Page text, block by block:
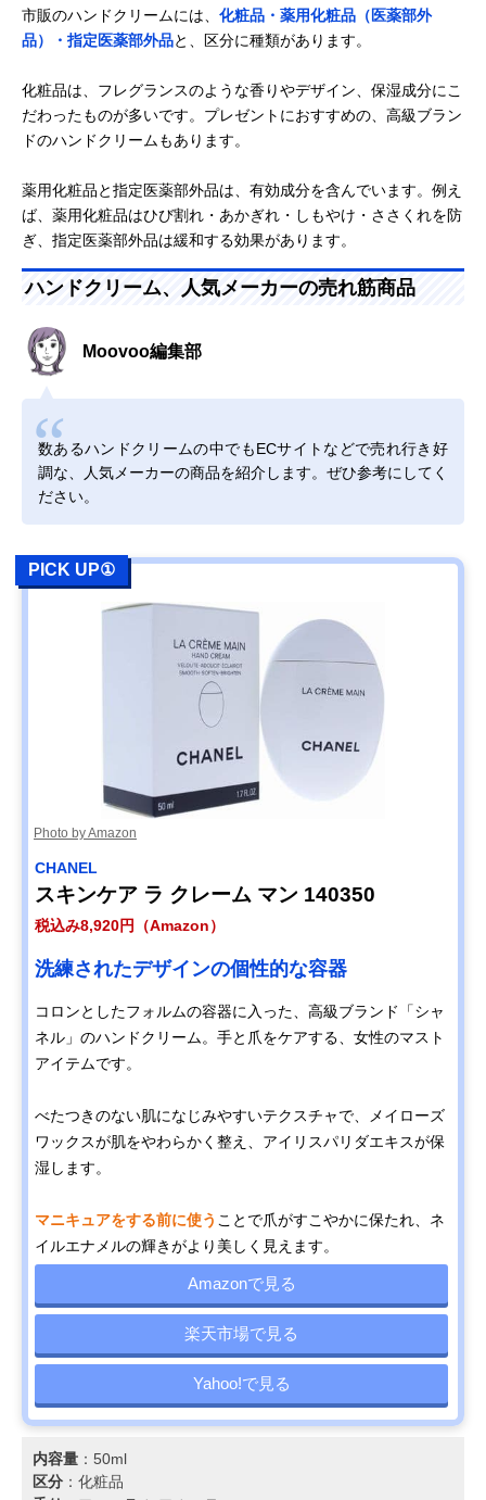
市販のハンドクリームには、 化粧品・薬用化粧品（医薬部外
品）・指定医薬部外品と、区分に種類があります。
化粧品は、フレグランスのような香りやデザイン、保湿成分にこ
だわったものが多いです。プレゼントにおすすめの、高級ブラン
ドのハンドクリームもあります。
薬用化粧品と指定医薬部外品は、有効成分を含んでいます。例え
ば、薬用化粧品はひび割れ・あかぎれ・しもやけ・ささくれを防
ぎ、指定医薬部外品は緩和する効果があります。
ハンドクリーム、人気メーカーの売れ筋商品
Moovoo編集部
数あるハンドクリームの中でもECサイトなどで売れ行き好
調な、人気メーカーの商品を紹介します。ぜひ参考にしてく
ださい。
PICK UP①
Photo by Amazon
CHANEL
スキンケア ラ クレーム マン 140350
税込み8,920円（Amazon）
洗練されたデザインの個性的な容器
コロンとしたフォルムの容器に入った、高級ブランド「シャ
ネル」のハンドクリーム。手と爪をケアする、女性のマスト
アイテムです。
べたつきのない肌になじみやすいテクスチャで、メイローズ
ワックスが肌をやわらかく整え、アイリスパリダエキスが保
湿します。
マニキュアをする前に使う ことで爪がすこやかに保たれ、ネ
イルエナメルの輝きがより美しく見えます。
Amazonで見る
楽天市場で見る
Yahoo!で見る
内容量 ：50ml
区分 ：化粧品